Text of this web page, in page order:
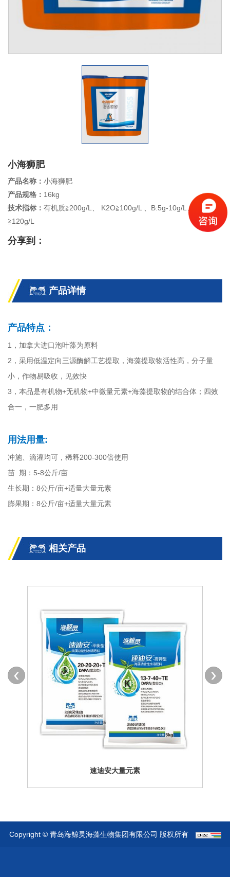
小海狮肥
产品名称： 小海狮肥
产品规格： 16kg
技术指标： 有机质≧200g/L、 K2O≧100g/L 、B:5g-10g/L、海藻酸
≧120g/L
分享到：
产品详情
产品特点：
1，加拿大进口泡叶藻为原料
2，采用低温定向三源酶解工艺提取，海藻提取物活性高，分子量
小，作物易吸收，见效快
3，本品是有机物+无机物+中微量元素+海藻提取物的结合体；四效
合一，一肥多用
用法用量:
冲施、滴灌均可，稀释200-300倍使用
苗 期：5-8公斤/亩
生长期：8公斤/亩+适量大量元素
膨果期：8公斤/亩+适量大量元素
相关产品
速迪安大量元素
Copyright © 青岛海鲸灵海藻生物集团有限公司 版权所有